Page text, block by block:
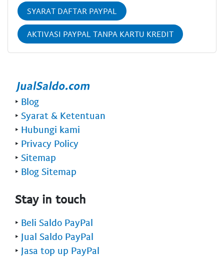
SYARAT DAFTAR PAYPAL
AKTIVASI PAYPAL TANPA KARTU KREDIT
‣ Blog
‣ Syarat & Ketentuan
‣ Hubungi kami
‣ Privacy Policy
‣ Sitemap
‣ Blog Sitemap
Stay in touch
‣ Beli Saldo PayPal
‣ Jual Saldo PayPal
‣ Jasa top up PayPal